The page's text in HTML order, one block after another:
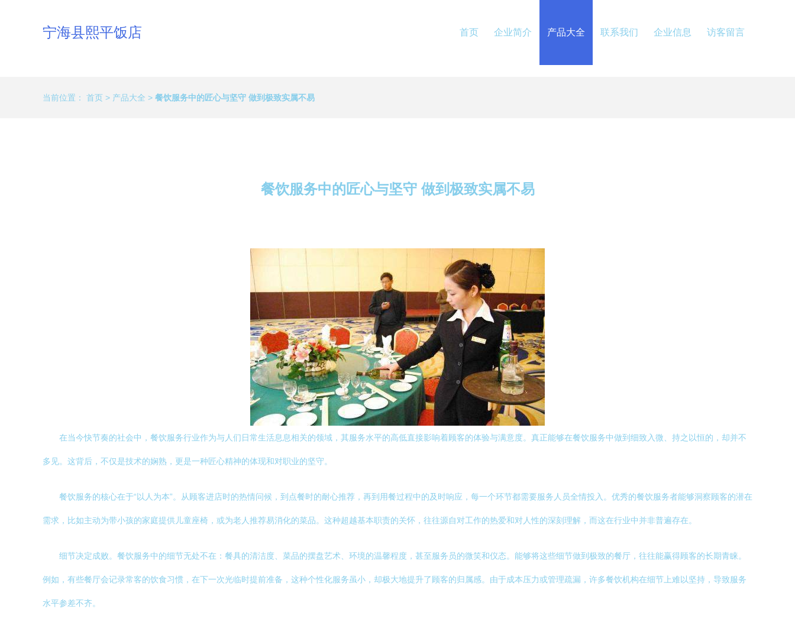
宁海县熙平饭店 首页 企业简介 产品大全 联系我们 企业信息 访客留言
当前位置： 首页 > 产品大全 > 餐饮服务中的匠心与坚守 做到极致实属不易
餐饮服务中的匠心与坚守 做到极致实属不易
在当今快节奏的社会中，餐饮服务行业作为与人们日常生活息息相关的领域，其服务水平的高低直接影响着顾客的体验与满意度。真正能够在餐饮服务中做到细致入微、持之以恒的，却并不
多见。这背后，不仅是技术的娴熟，更是一种匠心精神的体现和对职业的坚守。
餐饮服务的核心在于“以人为本”。从顾客进店时的热情问候，到点餐时的耐心推荐，再到用餐过程中的及时响应，每一个环节都需要服务人员全情投入。优秀的餐饮服务者能够洞察顾客的潜在
需求，比如主动为带小孩的家庭提供儿童座椅，或为老人推荐易消化的菜品。这种超越基本职责的关怀，往往源自对工作的热爱和对人性的深刻理解，而这在行业中并非普遍存在。
细节决定成败。餐饮服务中的细节无处不在：餐具的清洁度、菜品的摆盘艺术、环境的温馨程度，甚至服务员的微笑和仪态。能够将这些细节做到极致的餐厅，往往能赢得顾客的长期青睐。
例如，有些餐厅会记录常客的饮食习惯，在下一次光临时提前准备，这种个性化服务虽小，却极大地提升了顾客的归属感。由于成本压力或管理疏漏，许多餐饮机构在细节上难以坚持，导致服务
水平参差不齐。